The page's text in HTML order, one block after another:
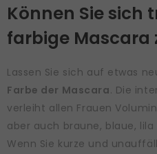
Können Sie sich
farbige Mascara
Lassen Sie sich auf etwas
Farbe der Mascara. Die
verleiht allen Frauen
aber auch braune, blaue,
Wenn Sie kurze und